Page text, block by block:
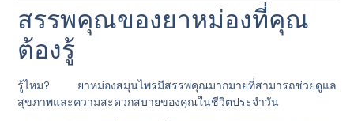
สรรพคุณของยาหม่องที่คุณ
ต้องรู้
รู้ไหม? ยาหม่องสมุนไพรมีสรรพคุณมากมายที่สามารถช่วยดูแล
สุขภาพและความสะดวกสบายของคุณในชีวิตประจำวัน